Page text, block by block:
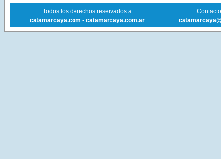
Todos los derechos reservados a
catamarcaya.com - catamarcaya.com.ar